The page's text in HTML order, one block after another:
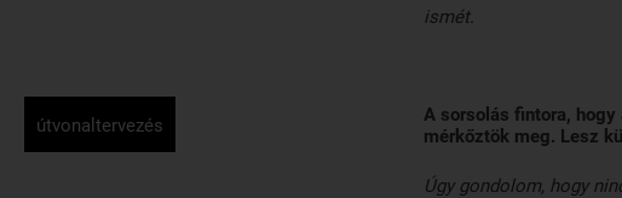
útvonaltervezés
ismét.
A sorsolás fintora, hogy
mérkőztök meg. Lesz
Úgy gondolom, hogy